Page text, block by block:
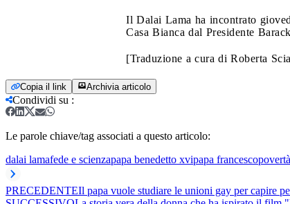
Il Dalai Lama ha incontrato
Casa Bianca dal Presidente
[Traduzione a cura di Roberta
Copia il link Archivia articolo
Condividi su :
Le parole chiave/tag associati a questo articolo:
dalai lamafede e scienzapapa benedetto xvipapa francescopovertà
PRECEDENTEIl papa vuole studiare le unioni gay per capire